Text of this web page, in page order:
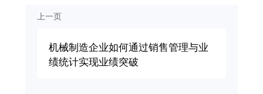
上一页
机械制造企业如何通过销售管理与业
绩统计实现业绩突破